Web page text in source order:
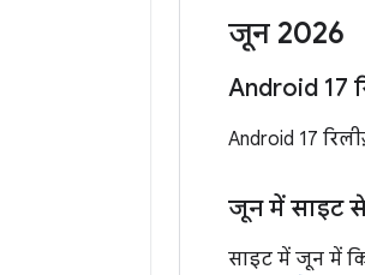
जून 2026
Android 17
Android 17
जून में साइट
साइट में जून में